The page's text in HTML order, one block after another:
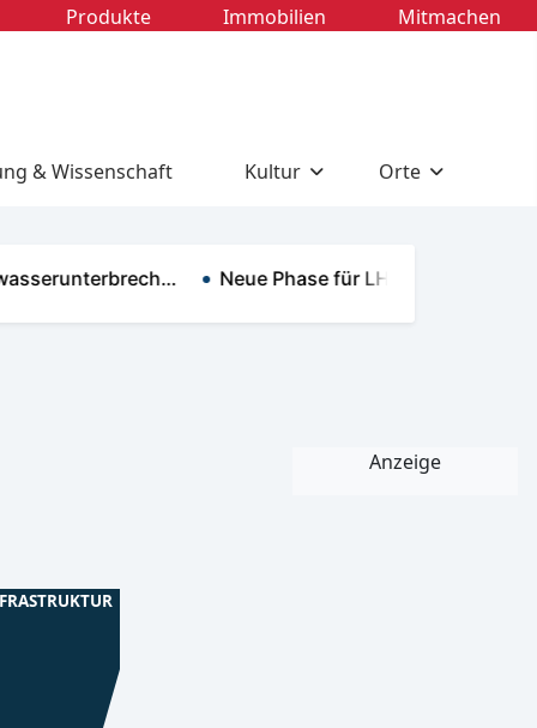
Produkte Immobilien Mitmachen
& Wissenschaft Kultur Orte
Neue Phase für LHC-Dauerkarten …
Anzeige